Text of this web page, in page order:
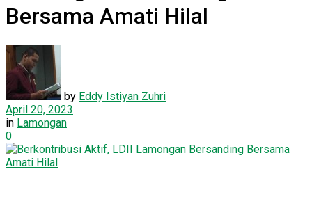
Bersama Amati Hilal
by Eddy Istiyan Zuhri
April 20, 2023
in Lamongan
0